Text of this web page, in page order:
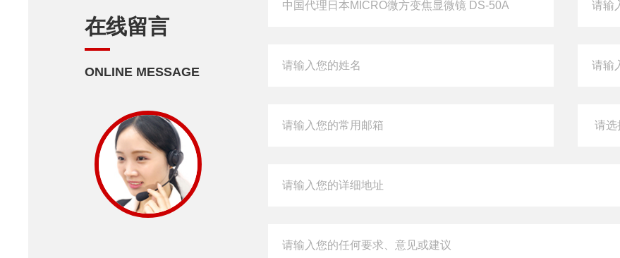
在线留言
ONLINE MESSAGE